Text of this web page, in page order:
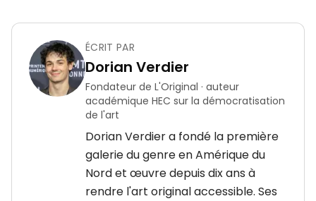
ÉCRIT PAR
Dorian Verdier
Fondateur de L'Original · auteur
académique HEC sur la démocratisation
de l'art
Dorian Verdier a fondé la première
galerie du genre en Amérique du
Nord et œuvre depuis dix ans à
rendre l'art original accessible. Ses